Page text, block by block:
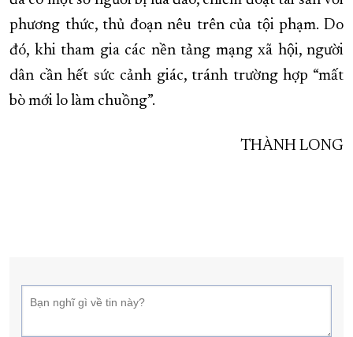
phương thức, thủ đoạn nêu trên của tội phạm. Do
đó, khi tham gia các nền tảng mạng xã hội, người
dân cần hết sức cảnh giác, tránh trường hợp “mất
bò mới lo làm chuồng”.
THÀNH LONG